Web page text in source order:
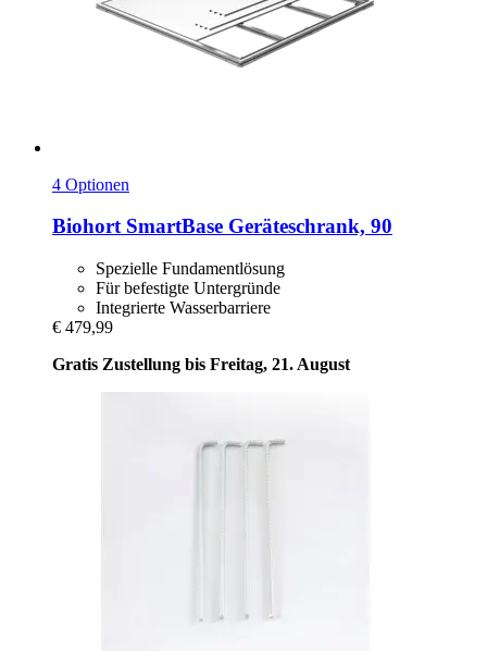
4 Optionen
BiohortSmartBase Geräteschrank, 90
Spezielle Fundamentlösung
Für befestigte Untergründe
Integrierte Wasserbarriere
€ 479,99
Gratis Zustellung bis Freitag, 21. August